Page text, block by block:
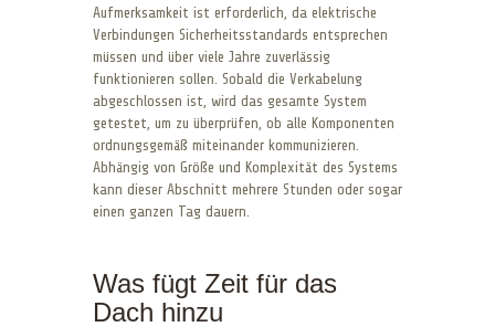
Aufmerksamkeit ist erforderlich, da elektrische
Verbindungen Sicherheitsstandards entsprechen
müssen und über viele Jahre zuverlässig
funktionieren sollen. Sobald die Verkabelung
abgeschlossen ist, wird das gesamte System
getestet, um zu überprüfen, ob alle Komponenten
ordnungsgemäß miteinander kommunizieren.
Abhängig von Größe und Komplexität des Systems
kann dieser Abschnitt mehrere Stunden oder sogar
einen ganzen Tag dauern.
Was fügt Zeit für das
Dach hinzu